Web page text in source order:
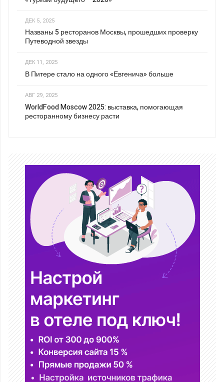
ДЕК 5, 2025
Названы 5 ресторанов Москвы, прошедших проверку
Путеводной звезды
ДЕК 11, 2025
В Питере стало на одного «Евгенича» больше
АВГ 29, 2025
WorldFood Moscow 2025: выставка, помогающая
ресторанному бизнесу расти